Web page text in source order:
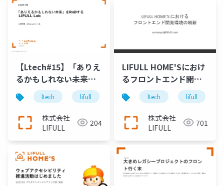
【Ltech#15】「ありえ
るかもしれない未来」
をR&Dする LIFULL Lab
ltech lifull technology r&d
株式会社
LIFULL
204
LIFULL HOME'Sにおけ
るフロントエンド開発
環境の刷新
ltech lifull
株式会社
LIFULL
701